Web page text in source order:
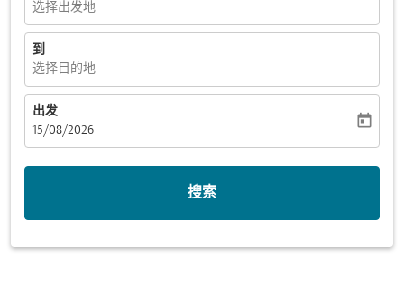
选择出发地
到
选择目的地
出发
fc-booking-departure-date-aria-label
15/08/2026
today
搜索